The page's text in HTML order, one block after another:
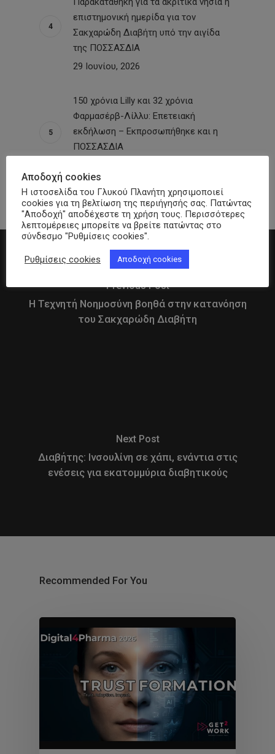
επιστημονική ημερίδα για τον
Σακχαρώδη Διαβήτη υπό την αιγίδα
της ΠΟΣΣΑΣΔΙΑ
29 Ιουνίου, 2026
150 χρόνια Lilly και 32 χρόνια
Φαρμασέρβ-Λίλλυ: Eπετειακή
εκδήλωση – Εκπροσωπήθηκε και η
ΠΟΣΣΑΣΔΙΑ
Previous Post
Η Τεχνητή Νοημοσύνη βοηθά στην κατανόηση
του Σακχαρώδη Διαβήτη
Next Post
Διαβήτης: Ινσουλίνη σε χάπι, ενάντια στις
ενέσεις για εκατομμύρια διαβητικούς
Recommended For You
Αποδοχή cookies
Η ιστοσελίδα του Γλυκού Πλανήτη χρησιμοποιεί
cookies για τη βελτίωση της περιήγησής σας. Πατώντας
"Αποδοχή" αποδέχεστε τη χρήση τους. Περισσότερες
λεπτομέρειες μπορείτε να βρείτε πατώντας στο
σύνδεσμο "Ρυθμίσεις cookies".
Ρυθμίσεις cookies Αποδοχή cookies